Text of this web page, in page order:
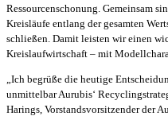
Ressourcenschonung. Gemeinsam
Kreisläufe entlang der gesamten
schließen. Damit leisten wir einen
Kreislaufwirtschaft – mit
„Ich begrüße die heutige
unmittelbar Aurubis‘
Harings, Vorstandsvorsitzender der